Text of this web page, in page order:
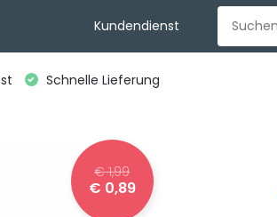
Kundendienst
Schnelle Lieferung
€ 1,99
€ 0,89